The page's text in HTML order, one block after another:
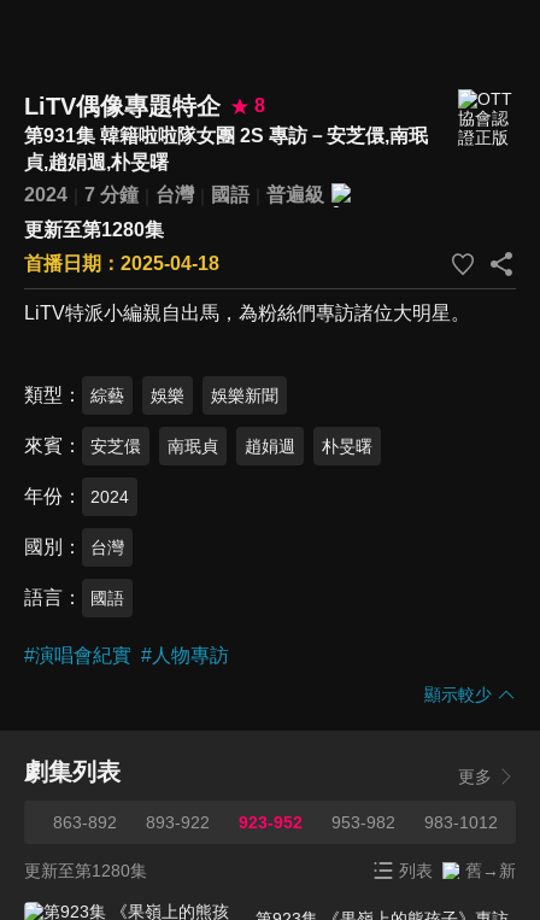
LiTV偶像專題特企
8
第931集 韓籍啦啦隊女團 2S 專訪－安芝儇,南珉
貞,趙娟週,朴旻曙
2024
7 分鐘 台灣 國語
普遍級
更新至第1280集
首播日期：2025-04-18
LiTV特派小編親自出馬，為粉絲們專訪諸位大明星。
類型 綜藝 娛樂 娛樂新聞
來賓 安芝儇 南珉貞 趙娟週 朴旻曙
年份 2024
國別 台灣
語言 國語
#演唱會紀實 # 人物專訪
顯示較少
劇集列表 更多
863-892 893-922 923-952 953-982 983-1012
更新至第1280集 列表 舊→新